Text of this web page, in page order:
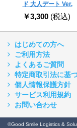
ド 大人デート Ver.
￥3,300 (税込)
はじめての方へ
ご利用方法
よくあるご質問
特定商取引法に基
個人情報保護方針
サービス利用規約
お問い合わせ
©Good Smile Logistics &